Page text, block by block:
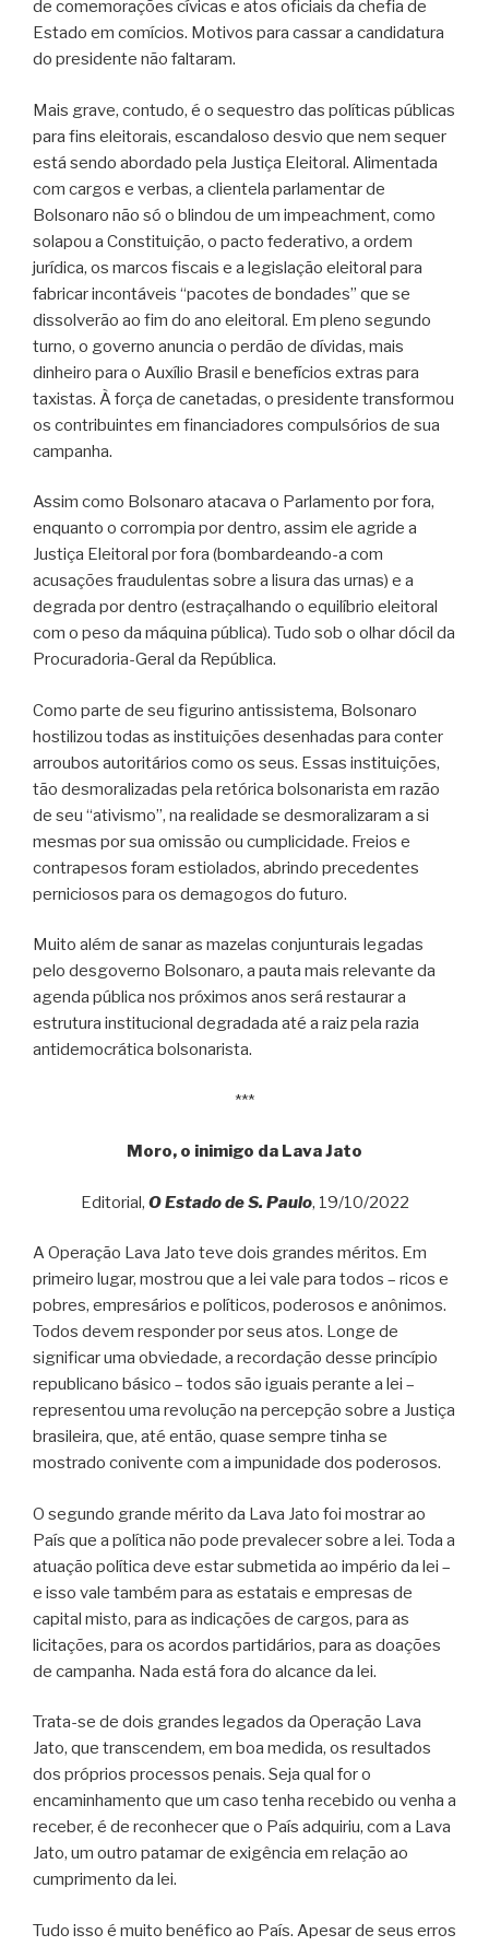
de comemorações cívicas e atos oficiais da chefia de
Estado em comícios. Motivos para cassar a candidatura
do presidente não faltaram.
Mais grave, contudo, é o sequestro das políticas públicas
para fins eleitorais, escandaloso desvio que nem sequer
está sendo abordado pela Justiça Eleitoral. Alimentada
com cargos e verbas, a clientela parlamentar de
Bolsonaro não só o blindou de um impeachment, como
solapou a Constituição, o pacto federativo, a ordem
jurídica, os marcos fiscais e a legislação eleitoral para
fabricar incontáveis “pacotes de bondades” que se
dissolverão ao fim do ano eleitoral. Em pleno segundo
turno, o governo anuncia o perdão de dívidas, mais
dinheiro para o Auxílio Brasil e benefícios extras para
taxistas. À força de canetadas, o presidente transformou
os contribuintes em financiadores compulsórios de sua
campanha.
Assim como Bolsonaro atacava o Parlamento por fora,
enquanto o corrompia por dentro, assim ele agride a
Justiça Eleitoral por fora (bombardeando-a com
acusações fraudulentas sobre a lisura das urnas) e a
degrada por dentro (estraçalhando o equilíbrio eleitoral
com o peso da máquina pública). Tudo sob o olhar dócil da
Procuradoria-Geral da República.
Como parte de seu figurino antissistema, Bolsonaro
hostilizou todas as instituições desenhadas para conter
arroubos autoritários como os seus. Essas instituições,
tão desmoralizadas pela retórica bolsonarista em razão
de seu “ativismo”, na realidade se desmoralizaram a si
mesmas por sua omissão ou cumplicidade. Freios e
contrapesos foram estiolados, abrindo precedentes
perniciosos para os demagogos do futuro.
Muito além de sanar as mazelas conjunturais legadas
pelo desgoverno Bolsonaro, a pauta mais relevante da
agenda pública nos próximos anos será restaurar a
estrutura institucional degradada até a raiz pela razia
antidemocrática bolsonarista.
***
Moro, o inimigo da Lava Jato
Editorial, O Estado de S. Paulo, 19/10/2022
A Operação Lava Jato teve dois grandes méritos. Em
primeiro lugar, mostrou que a lei vale para todos – ricos e
pobres, empresários e políticos, poderosos e anônimos.
Todos devem responder por seus atos. Longe de
significar uma obviedade, a recordação desse princípio
republicano básico – todos são iguais perante a lei –
representou uma revolução na percepção sobre a Justiça
brasileira, que, até então, quase sempre tinha se
mostrado conivente com a impunidade dos poderosos.
O segundo grande mérito da Lava Jato foi mostrar ao
País que a política não pode prevalecer sobre a lei. Toda a
atuação política deve estar submetida ao império da lei –
e isso vale também para as estatais e empresas de
capital misto, para as indicações de cargos, para as
licitações, para os acordos partidários, para as doações
de campanha. Nada está fora do alcance da lei.
Trata-se de dois grandes legados da Operação Lava
Jato, que transcendem, em boa medida, os resultados
dos próprios processos penais. Seja qual for o
encaminhamento que um caso tenha recebido ou venha a
receber, é de reconhecer que o País adquiriu, com a Lava
Jato, um outro patamar de exigência em relação ao
cumprimento da lei.
Tudo isso é muito benéfico ao País. Apesar de seus erros